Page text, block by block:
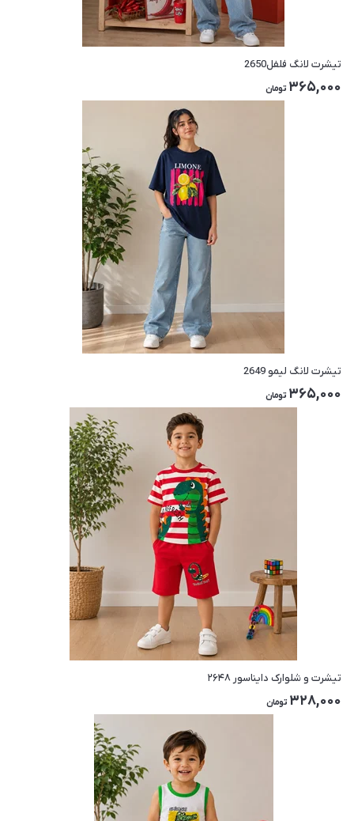
تیشرت لانگ فلفل2650
365,000 تومان
تیشرت لانگ لیمو 2649
365,000 تومان
تیشرت و شلوارک دایناسور ۲۶۴۸
328,000 تومان